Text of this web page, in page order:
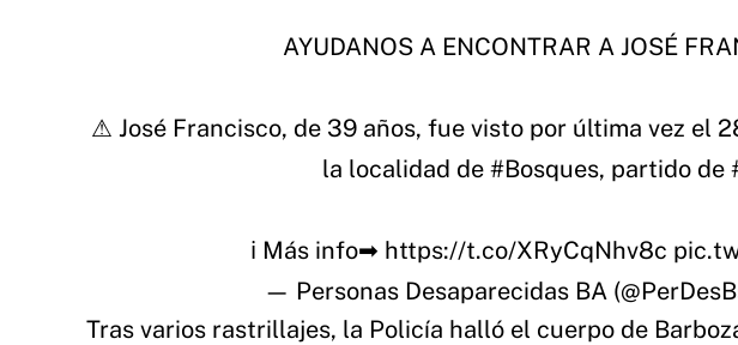
AYUDANOS A ENCONTRAR A JOSÉ
⚠ José Francisco, de 39 años, fue visto por última vez el
la localidad de #Bosques, partido de
ℹ Más info➡ https://t.co/XRyCqNhv8c
— Personas Desaparecidas BA
Tras varios rastrillajes, la Policía halló el cuerpo de